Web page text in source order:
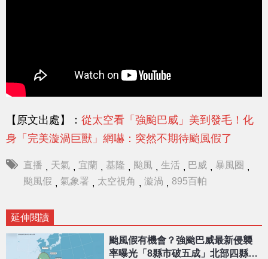
【原文出處】： 從太空看「強颱巴威」美到發毛！化
身「完美漩渦巨獸」網嚇：突然不期待颱風假了
直播 天氣 宜蘭 基隆 颱風 生活 巴威 暴風圈
颱風假
氣象署 太空視角 漩渦 895百帕
延伸閱讀
颱風假有機會？強颱巴威最新侵襲
率曝光「8縣市破五成」北部四縣市